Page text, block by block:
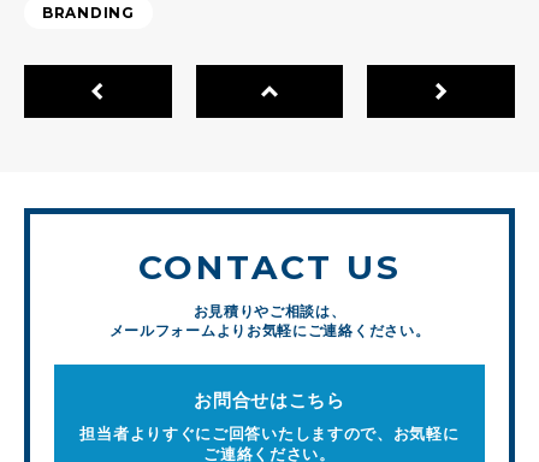
BRANDING
CONTACT US
お見積りやご相談は、
メールフォームよりお気軽にご連絡ください。
お問合せはこちら
担当者よりすぐにご回答いたしますので、お気軽に
ご連絡ください。